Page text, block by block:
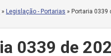
» Legislação - Portarias » Portaria 0339
0339 de